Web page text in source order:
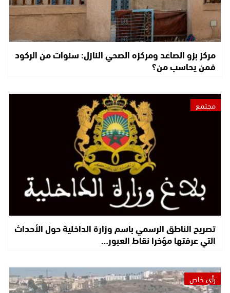
مركز بزو الصاعد ومركزه الصحي النازل: سنوات من الركود
فمن يحاسب من؟
مجتمع
تصريح الناطق الرسمي باسم وزارة الداخلية حول الأحداث
التي عرفتها مؤخرا نقاط العبور…
رأي خاص